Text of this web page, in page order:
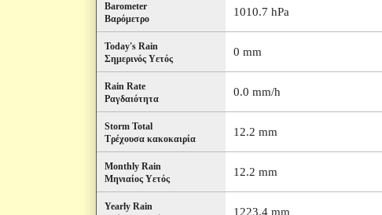
Barometer
Βαρόμετρο
1010.7 hPa
Today's Rain
Σημερινός Υετός
0 mm
Rain Rate
Ραγδαιότητα
0.0 mm/h
Storm Total
Τρέχουσα κακοκαιρία
12.2 mm
Monthly Rain
Μηνιαίος Υετός
12.2 mm
Yearly Rain
1223.4 mm